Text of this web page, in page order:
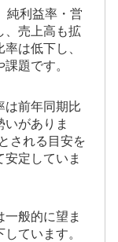
純利益率・営
、売上高も拡
は低下し、
題です。
は前年同期比
がありま
される目安を
定していま
般的に望ま
ています。